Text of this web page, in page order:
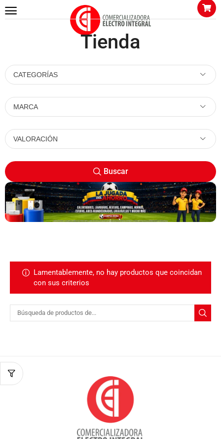
Tienda
CATEGORÍAS
MARCA
VALORACIÓN
Buscar
Lamentablemente, no hay productos que coincidan
con sus criterios